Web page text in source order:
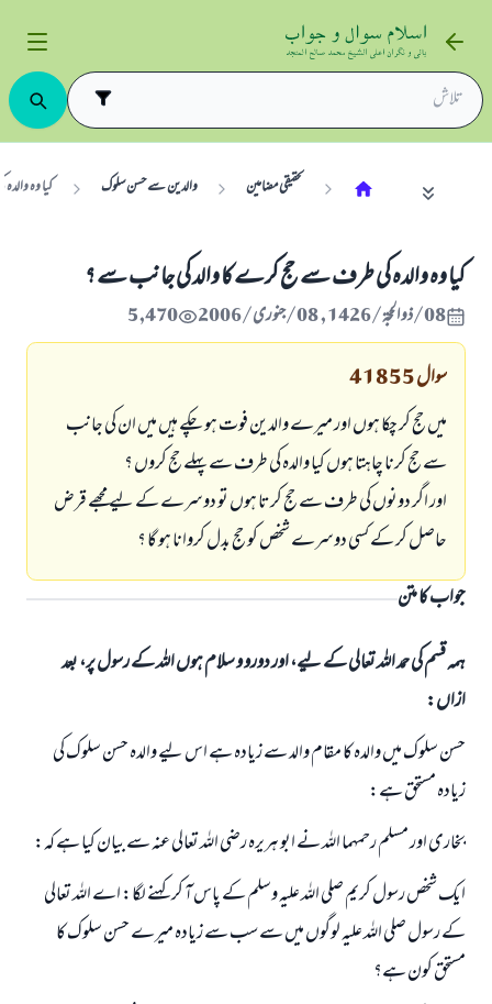
تحقیقی مضامین والدین سے حسن سلوک كيا وہ
كيا وہ والدہ كى طرف سے حج كرے كا والد كى جانب سے ؟
08/ذو الحجة/1426 , 08/جنوری/2006 5,470
سوال41855
ميں حج كر چكا ہوں اور ميرے والدين فوت ہو چكے ہيں ميں ان كى جانب
سے حج كرنا چاہتا ہوں كيا والدہ كى طرف سے پہلے حج كروں ؟
اور اگر دونوں كى طرف سے حج كرتا ہوں تو دوسرے كے ليے مجھے قرض
حاصل كر كے كسى دوسرے شخص كو حج بدل كروانا ہو گا ؟
جواب کا متن
ہمہ قسم کی حمد اللہ تعالی کے لیے، اور دورو و سلام ہوں اللہ کے رسول پر، بعد
ازاں:
حسن سلوك ميں والدہ كا مقام والد سے زيادہ ہے اس ليے والدہ حسن سلوك كى
زيادہ مستحق ہے:
بخارى اور مسلم رحمہما اللہ نے ابو ہريرہ رضى اللہ تعالى عنہ سے بيان كيا ہے كہ:
ايك شخص رسول كريم صلى اللہ عليہ وسلم كے پاس آ كر كہنے لگا: اے اللہ تعالى
كے رسول صلى اللہ عليہ لوگوں ميں سے سب سے زيادہ ميرے حسن سلوك كا
مستحق كون ہے؟